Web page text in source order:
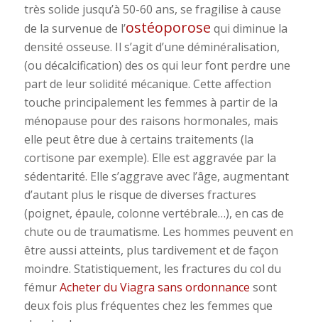
très solide jusqu’à 50-60 ans, se fragilise à cause
de la survenue de l’ostéoporose qui diminue la
densité osseuse. Il s’agit d’une déminéralisation,
(ou décalcification) des os qui leur font perdre une
part de leur solidité mécanique. Cette affection
touche principalement les femmes à partir de la
ménopause pour des raisons hormonales, mais
elle peut être due à certains traitements (la
cortisone par exemple). Elle est aggravée par la
sédentarité. Elle s’aggrave avec l’âge, augmentant
d’autant plus le risque de diverses fractures
(poignet, épaule, colonne vertébrale…), en cas de
chute ou de traumatisme. Les hommes peuvent en
être aussi atteints, plus tardivement et de façon
moindre. Statistiquement, les fractures du col du
fémurAcheter du Viagra sans ordonnance sont
deux fois plus fréquentes chez les femmes que